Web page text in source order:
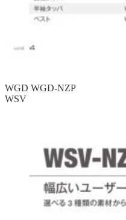
WGD WGD-NZP
WSV